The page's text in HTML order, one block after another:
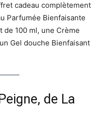
cadeau complètement
Parfumée Bienfaisante
de 100 ml, une Crème
Gel douche Bienfaisant
, de La